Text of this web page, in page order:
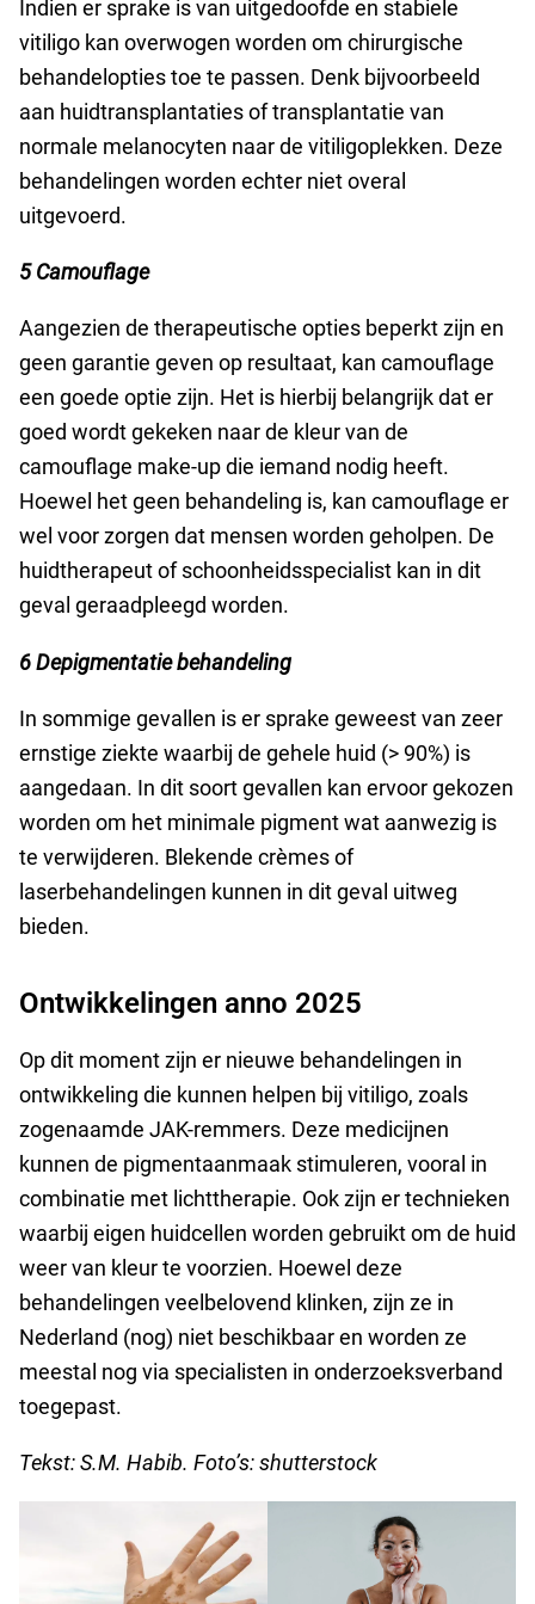
Indien er sprake is van uitgedoofde en stabiele
vitiligo kan overwogen worden om chirurgische
behandelopties toe te passen. Denk bijvoorbeeld
aan huidtransplantaties of transplantatie van
normale melanocyten naar de vitiligoplekken. Deze
behandelingen worden echter niet overal
uitgevoerd.
5 Camouflage
Aangezien de therapeutische opties beperkt zijn en
geen garantie geven op resultaat, kan camouflage
een goede optie zijn. Het is hierbij belangrijk dat er
goed wordt gekeken naar de kleur van de
camouflage make-up die iemand nodig heeft.
Hoewel het geen behandeling is, kan camouflage er
wel voor zorgen dat mensen worden geholpen. De
huidtherapeut of schoonheidsspecialist kan in dit
geval geraadpleegd worden.
6 Depigmentatie behandeling
In sommige gevallen is er sprake geweest van zeer
ernstige ziekte waarbij de gehele huid (> 90%) is
aangedaan. In dit soort gevallen kan ervoor gekozen
worden om het minimale pigment wat aanwezig is
te verwijderen. Blekende crèmes of
laserbehandelingen kunnen in dit geval uitweg
bieden.
Ontwikkelingen anno 2025
Op dit moment zijn er nieuwe behandelingen in
ontwikkeling die kunnen helpen bij vitiligo, zoals
zogenaamde JAK-remmers. Deze medicijnen
kunnen de pigmentaanmaak stimuleren, vooral in
combinatie met lichttherapie. Ook zijn er technieken
waarbij eigen huidcellen worden gebruikt om de huid
weer van kleur te voorzien. Hoewel deze
behandelingen veelbelovend klinken, zijn ze in
Nederland (nog) niet beschikbaar en worden ze
meestal nog via specialisten in onderzoeksverband
toegepast.
Tekst: S.M. Habib. Foto’s: shutterstock